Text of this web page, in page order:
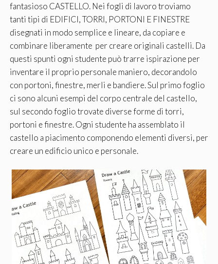
fantasioso CASTELLO. Nei fogli di lavoro troviamo
tanti tipi di EDIFICI, TORRI, PORTONI E FINESTRE
disegnati in modo semplice e lineare, da copiare e
combinare liberamente per creare originali castelli. Da
questi spunti ogni studente può trarre ispirazione per
inventare il proprio personale maniero, decorandolo
con portoni, finestre, merli e bandiere. Sul primo foglio
ci sono alcuni esempi del corpo centrale del castello,
sul secondo foglio trovate diverse forme di torri,
portoni e finestre. Ogni studente ha assemblato il
castello a piacimento componendo elementi diversi, per
creare un edificio unico e personale.